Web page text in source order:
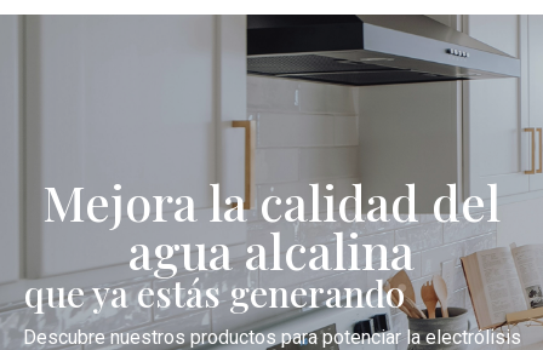
Mejora la calidad del
agua alcalina
que ya estás generando
Descubre nuestros productos para potenciar la electrólisis